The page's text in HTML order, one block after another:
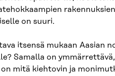
on suuri.
itsensä mukaan Aasian
Samalla on
mitä kiehtovin ja